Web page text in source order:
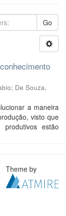
Go
; De Souza,
a maneira
visto que
estão
Theme by